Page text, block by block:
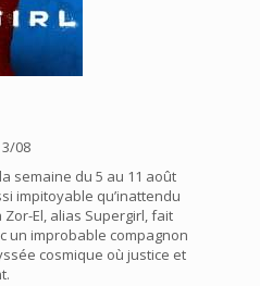
08
semaine du 5 au 11 août
impitoyable qu’inattendu
El, alias Supergirl, fait
un improbable compagnon
cosmique où justice et